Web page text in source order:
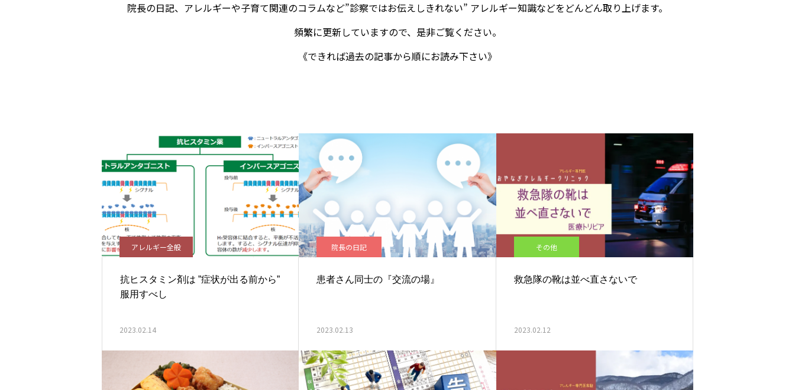
院長の日記、アレルギーや子育て関連のコラムなど”診察ではお伝えしきれない” アレルギー知識などをどんどん取り上げます。
頻繁に更新していますので、是非ご覧ください。
《できれば過去の記事から順にお読み下さい》
アレルギー全般
抗ヒスタミン剤は ”症状が出る前から”
服用すべし
2023.02.14
院長の日記
患者さん同士の『交流の場』
2023.02.13
その他
救急隊の靴は並べ直さないで
2023.02.12